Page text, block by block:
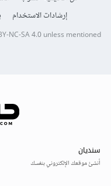
إرشادات الاستخدام
NC-SA 4.0unless mentioned